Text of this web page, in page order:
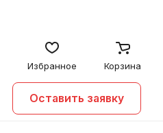
Избранное Корзина
Оставить заявку